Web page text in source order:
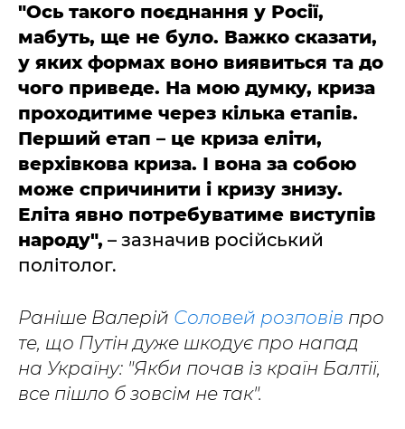
"Ось такого поєднання у Росії,
мабуть, ще не було. Важко сказати,
у яких формах воно виявиться та до
чого приведе. На мою думку, криза
проходитиме через кілька етапів.
Перший етап – це криза еліти,
верхівкова криза. І вона за собою
може спричинити і кризу знизу.
Еліта явно потребуватиме виступів
народу", – зазначив російський
політолог.
Раніше Валерій Соловей розповів про
те, що Путін дуже шкодує про напад
на Україну: "Якби почав із країн Балтії,
все пішло б зовсім не так".